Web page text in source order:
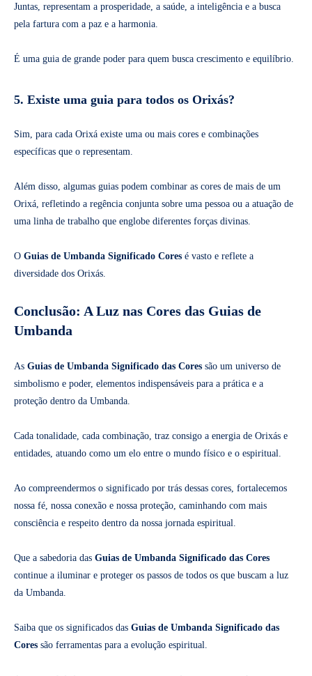
Juntas, representam a prosperidade, a saúde, a inteligência e a busca
pela fartura com a paz e a harmonia.
É uma guia de grande poder para quem busca crescimento e equilíbrio.
5. Existe uma guia para todos os Orixás?
Sim, para cada Orixá existe uma ou mais cores e combinações
específicas que o representam.
Além disso, algumas guias podem combinar as cores de mais de um
Orixá, refletindo a regência conjunta sobre uma pessoa ou a atuação de
uma linha de trabalho que englobe diferentes forças divinas.
O Guias de Umbanda Significado Cores é vasto e reflete a
diversidade dos Orixás.
Conclusão: A Luz nas Cores das Guias de
Umbanda
As Guias de Umbanda Significado das Cores são um universo de
simbolismo e poder, elementos indispensáveis para a prática e a
proteção dentro da Umbanda.
Cada tonalidade, cada combinação, traz consigo a energia de Orixás e
entidades, atuando como um elo entre o mundo físico e o espiritual.
Ao compreendermos o significado por trás dessas cores, fortalecemos
nossa fé, nossa conexão e nossa proteção, caminhando com mais
consciência e respeito dentro da nossa jornada espiritual.
Que a sabedoria das Guias de Umbanda Significado das Cores
continue a iluminar e proteger os passos de todos os que buscam a luz
da Umbanda.
Saiba que os significados das Guias de Umbanda Significado das
Cores são ferramentas para a evolução espiritual.